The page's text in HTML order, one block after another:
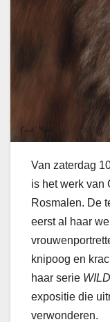
Van zaterdag
is het werk van
Rosmalen. De
eerst al haar
knipoog en
haar serie WILD
expositie die
verwonderen.